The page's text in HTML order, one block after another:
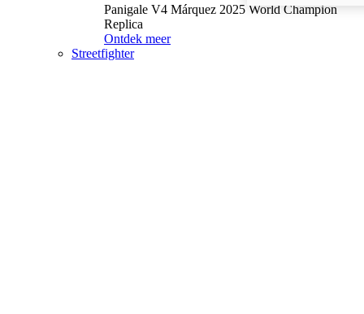
Panigale V4 Márquez 2025 World Champion
Replica
Ontdek meer
Streetfighter